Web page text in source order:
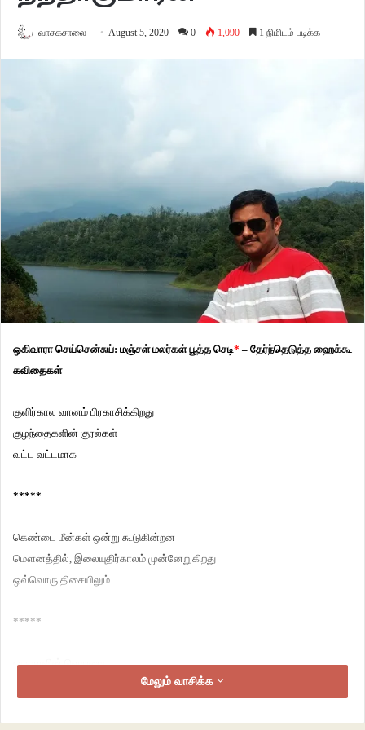
வாசகசாலை August 5, 2020 0 1,090 1 நிமிடம் படிக்க
ஒகிவாரா செய்சென்சுய்: மஞ்சள் மலர்கள் பூத்த செடி* – தேர்ந்தெடுத்த ஹைக்கூ
கவிதைகள்
குளிர்கால வானம் பிரகாசிக்கிறது
குழந்தைகளின் குரல்கள்
வட்ட வட்டமாக
*****
கெண்டை மீன்கள் ஒன்று கூடுகின்றன
மௌனத்தில், இலையுதிர்காலம் முன்னேறுகிறது
ஒவ்வொரு திசையிலும்
*****
ஒரு நாளின் வெறுமை
வறட்சியை மீறிக் கடந்து செல்கிறதுமேலும் வாசிக்க